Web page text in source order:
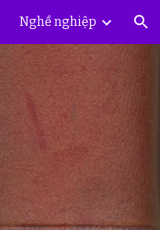
Nghề nghiệp